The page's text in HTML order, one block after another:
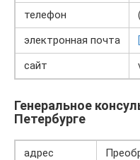
телефон
электронная почта
сайт
Генеральное
Петербурге
адрес